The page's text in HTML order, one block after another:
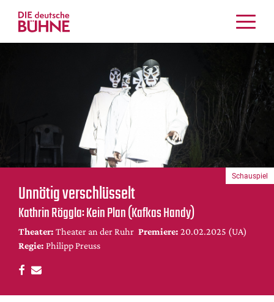
Crossover
Bühnenwelt
Festivals & Veranstaltungen
Menschen & Theater
Themen
Internationales
Nachrufe
DdB-map
Unnötig verschlüsselt
Kathrin Röggla: Kein Plan (Kafkas Handy)
Theater: Theater an der Ruhr Premiere: 20.02.2025 (UA)
Regie: Philipp Preuss
Schauspiel